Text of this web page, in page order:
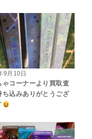
9月10日
ゃコーナーより買取査
ち込みありがとうござ